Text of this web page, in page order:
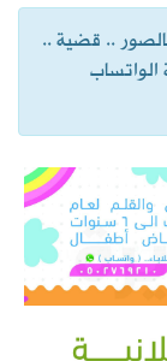
.. قضية ..